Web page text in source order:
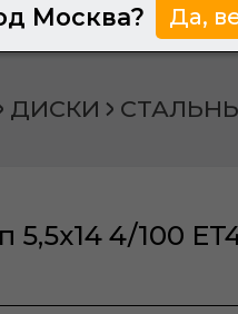
Москва? Да,
Шины
ДИСКИ
4/100